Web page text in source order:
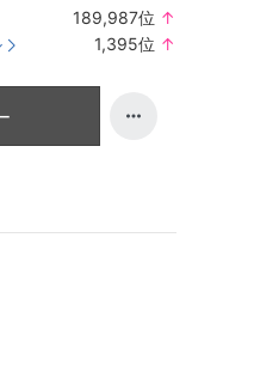
189,987位 ↑
1,395位 ↑